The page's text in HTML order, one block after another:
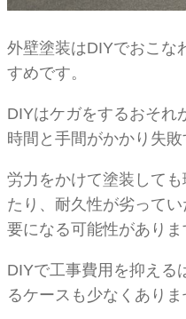
外壁塗装はDIYでおこな
すめです。
DIYはケガをするおそれ
時間と手間がかかり失敗
労力をかけて塗装して
たり、耐久性が劣って
要になる可能性がありま
DIYで工事費用を抑える
るケースも少なくありま